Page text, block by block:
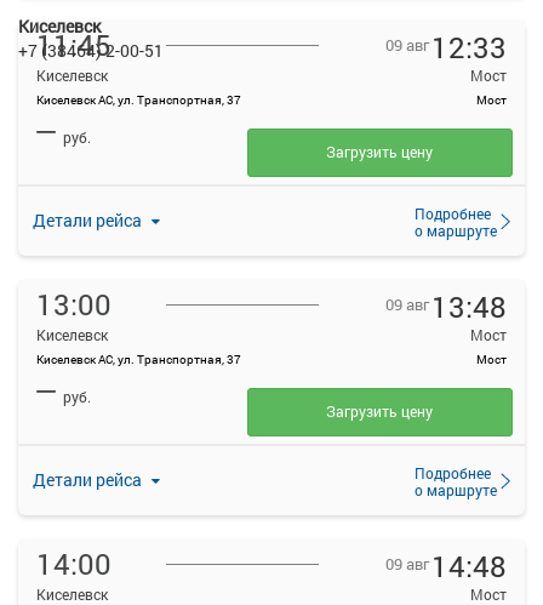
11:45
Киселевск
Киселевск АС, ул. Транспортная, 37
09 авг 12:33
Мост
Мост
Детали рейса
Подробнее
о маршруте
— руб.
Загрузить цену
13:00
Киселевск
Киселевск АС, ул. Транспортная, 37
09 авг 13:48
Мост
Мост
Детали рейса
Подробнее
о маршруте
— руб.
Загрузить цену
14:00
Киселевск
09 авг 14:48
Мост
Киселевск
+7 (38464) 2-00-51